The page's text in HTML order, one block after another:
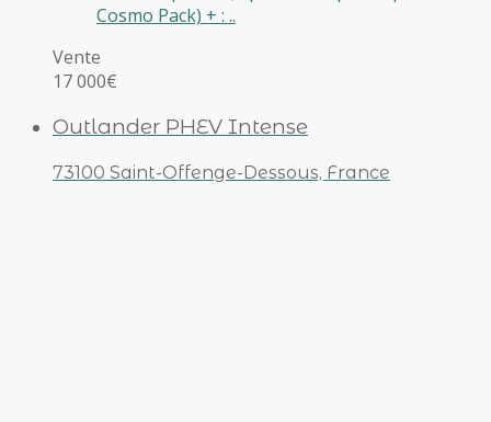
Cosmo Pack) + : ..
Vente
17 000€
Outlander PHEV Intense
73100 Saint-Offenge-Dessous, France